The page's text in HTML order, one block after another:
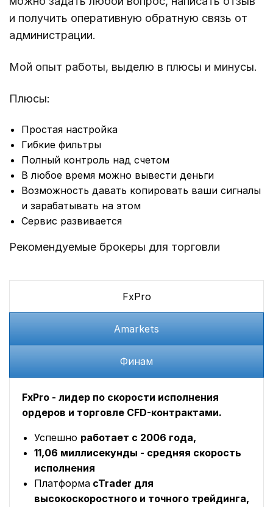
и получить оперативную обратную связь от
администрации.
Мой опыт работы, выделю в плюсы и минусы.
Плюсы:
Простая настройка
Гибкие фильтры
Полный контроль над счетом
В любое время можно вывести деньги
Возможность давать копировать ваши сигналы
и зарабатывать на этом
Сервис развивается
Рекомендуемые брокеры для торговли
FxPro
Amarkets
Финам
FxPro - лидер по скорости исполнения
ордеров и торговле CFD-контрактами.
Успешно работает с 2006 года,
11,06 миллисекунды - средняя скорость
исполнения
Платформа cTrader для
высокоскоростного и точного трейдинга,